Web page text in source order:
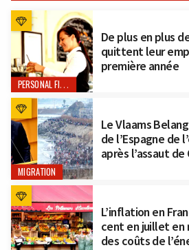
PERSONAL FINANCE
De plus en plus
quittent leur
première année
MIGRATION
Le Vlaams
de l’Espagne de
après l’assaut de
L’inflation en
cent en juillet en
des coûts de